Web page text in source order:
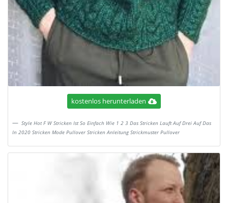
kostenlos herunterladen
Style Hot F W Stricken Ist So Einfach Wie 1 2 3 Das Stricken Lauft Auf Drei Auf Das
In 2020 Stricken Mode Pullover Stricken Anleitung Strickmuster Pullover